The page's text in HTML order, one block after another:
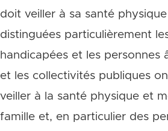
doit veiller à sa santé
distinguées particulièrement
handicapées et les personnes
et les collectivités publiques
veiller à la santé physique et
famille et, en particulier des